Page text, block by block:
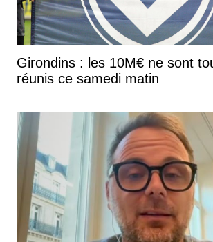
Girondins : les 10M€ ne sont
réunis ce samedi matin